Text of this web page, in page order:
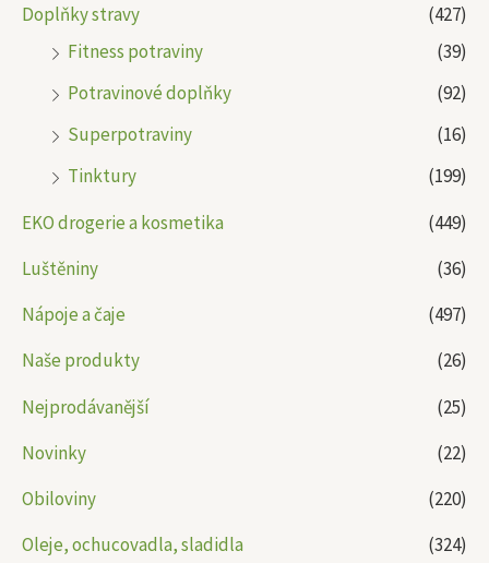
Doplňky stravy
(427)
Fitness potraviny
(39)
Potravinové doplňky
(92)
Superpotraviny
(16)
Tinktury
(199)
EKO drogerie a kosmetika
(449)
Luštěniny
(36)
Nápoje a čaje
(497)
Naše produkty
(26)
Nejprodávanější
(25)
Novinky
(22)
Obiloviny
(220)
Oleje, ochucovadla, sladidla
(324)